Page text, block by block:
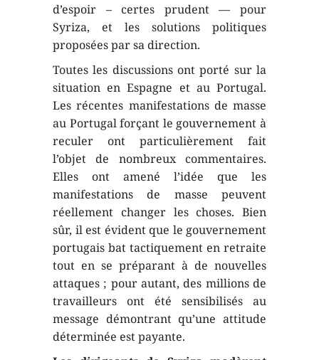
d’espoir – certes prudent — pour
Syriza, et les solutions politiques
proposées par sa direction.
Toutes les discussions ont porté sur la
situation en Espagne et au Portugal.
Les récentes manifestations de masse
au Portugal forçant le gouvernement à
reculer ont particulièrement fait
l’objet de nombreux commentaires.
Elles ont amené l’idée que les
manifestations de masse peuvent
réellement changer les choses. Bien
sûr, il est évident que le gouvernement
portugais bat tactiquement en retraite
tout en se préparant à de nouvelles
attaques ; pour autant, des millions de
travailleurs ont été sensibilisés au
message démontrant qu’une attitude
déterminée est payante.